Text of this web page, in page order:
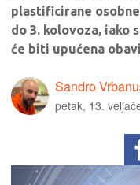
plastificirane
do 3. kolovoza, iako
će biti upućena
Sandro
petak, 13.